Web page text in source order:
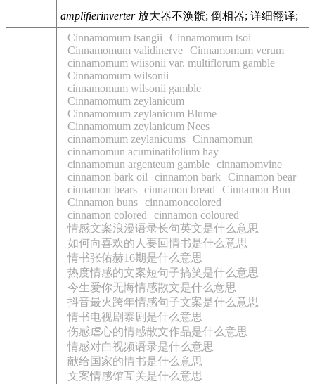
amplifierinverter放大器不涣髌; 倒相器; 详细翻译;
Cinnamomum tsangii
Cinnamomum tsoi
Cinnamomum validinerve Cinnamomum verum
cinnamomum wiisonii var. multiflorum gamble
Cinnamomum wilsonii
cinnamomum wilsonii gamble
Cinnamomum zeylanicum
Cinnamomum zeylanicum Blume
Cinnamomum zeylanicum Nees
cinnamomum zeylanicums Cinnamomun
cinnamomun acuminatifolium hay
cinnamomun argenteum gamble cinnamomvine
cinnamon bark oil
cinnamon bark
Cinnamon bear
cinnamon bears cinnamon bread
Cinnamon Bun
Cinnamon buns cinnamoncolored
cinnamon colored
cinnamon coloured
情感文案浪漫语录长句英文是什么意思
如何向喜欢的人要回情书是什么意思
情书张佑赫16期是什么意思
热度情感的文案短句子搞笑是什么意思
今生爱你无悔情感散文是什么意思
抖音最火跨年情感句子文案是什么意思
情书电视剧泰剧是什么意思
伤感虐心的情感散文作品是什么意思
情感对白视频语录是什么意思
献给国家的情书是什么意思
文案情感馆互关是什么意思